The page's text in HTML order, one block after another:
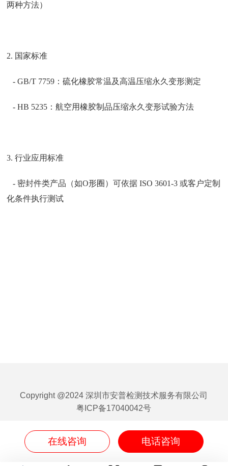
两种方法）
2. 国家标准
- GB/T 7759：硫化橡胶常温及高温压缩永久变形测定
- HB 5235：航空用橡胶制品压缩永久变形试验方法
3. 行业应用标准
- 密封件类产品（如O形圈）可依据 ISO 3601-3 或客户定制
化条件执行测试
Copyright @2024 深圳市安普检测技术服务有限公司
粤ICP备17040042号
在线咨询 电话咨询